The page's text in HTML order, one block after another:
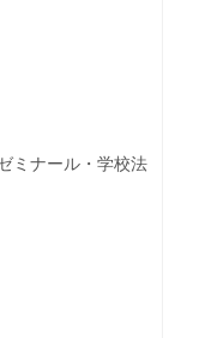
ナール・学校法